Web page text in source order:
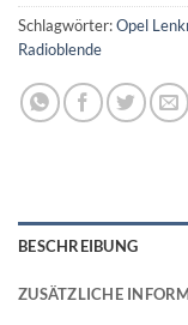
Schlagwörter:Opel
Radioblende
BESCHREIBUNG
ZUSÄTZLICHE